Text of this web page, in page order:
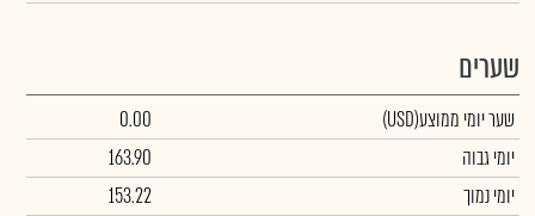
שערים
שער יומי ממוצע(USD)
0.00
יומי גבוה
163.90
יומי נמוך
153.22